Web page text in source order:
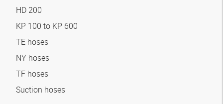
HD 200
KP 100 to KP 600
TE hoses
NY hoses
TF hoses
Suction hoses